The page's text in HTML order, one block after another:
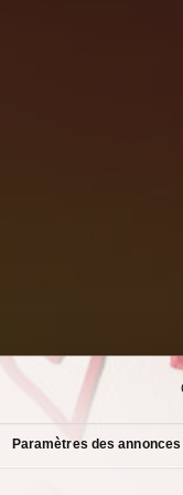
Paramètres des annonces